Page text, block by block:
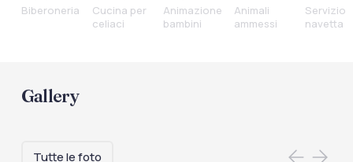
Biberoneria
Cucina per
celiaci
Animazione
bambini
Animali
ammessi
Servizio
navetta
Gallery
Tutte le foto